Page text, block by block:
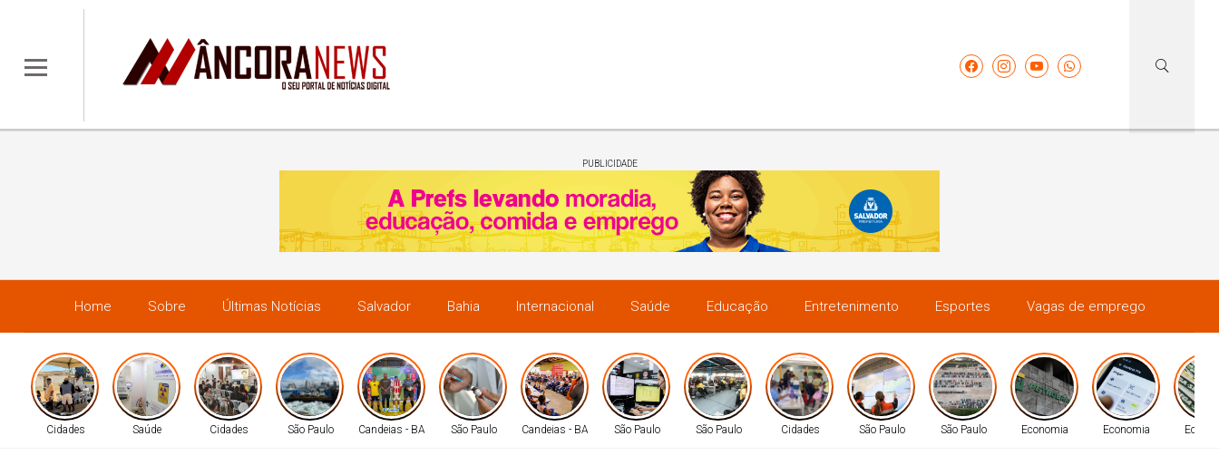
PUBLICIDADE
Home Sobre Últimas Notícias Salvador Bahia Internacional Saúde Educação Entretenimento Esportes Vagas de emprego
Cidades Saúde Cidades São Paulo Candeias - BA São Paulo Candeias - BA São Paulo São Paulo Cidades São Paulo São Paulo Economia Economia